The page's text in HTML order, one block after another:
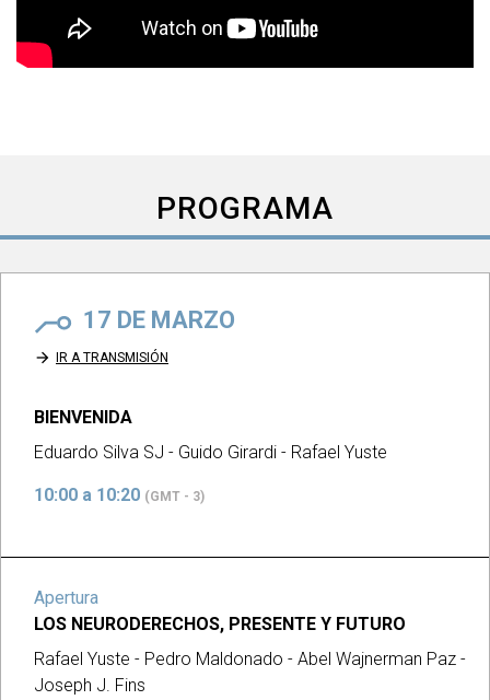
PROGRAMA
17 DE MARZO
arrow_forward IR A TRANSMISIÓN
BIENVENIDA
Eduardo Silva SJ - Guido Girardi - Rafael Yuste
10:00 a 10:20 (GMT - 3)
Apertura
LOS NEURODERECHOS, PRESENTE Y FUTURO
Rafael Yuste - Pedro Maldonado - Abel Wajnerman Paz -
Joseph J. Fins